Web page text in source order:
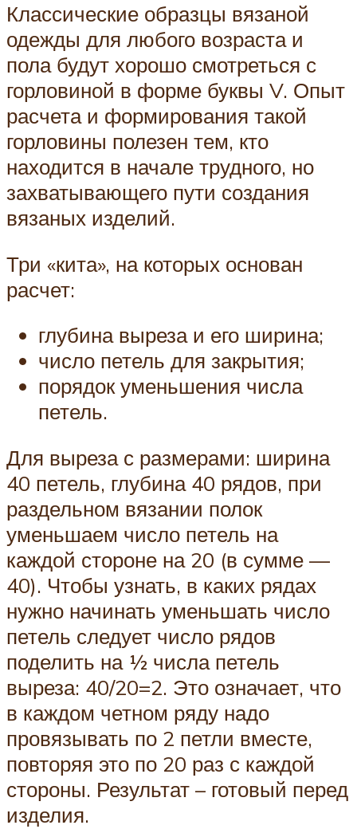
Классические образцы вязаной
одежды для любого возраста и
пола будут хорошо смотреться с
горловиной в форме буквы V. Опыт
расчета и формирования такой
горловины полезен тем, кто
находится в начале трудного, но
захватывающего пути создания
вязаных изделий.
Три «кита», на которых основан
расчет:
глубина выреза и его ширина;
число петель для закрытия;
порядок уменьшения числа
петель.
Для выреза с размерами: ширина
40 петель, глубина 40 рядов, при
раздельном вязании полок
уменьшаем число петель на
каждой стороне на 20 (в сумме —
40). Чтобы узнать, в каких рядах
нужно начинать уменьшать число
петель следует число рядов
поделить на ½ числа петель
выреза: 40/20=2. Это означает, что
в каждом четном ряду надо
провязывать по 2 петли вместе,
повторяя это по 20 раз с каждой
стороны. Результат – готовый перед
изделия.